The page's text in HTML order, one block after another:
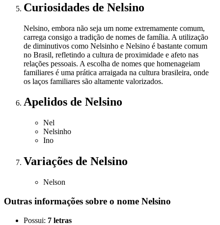
Curiosidades de Nelsino
Nelsino, embora não seja um nome extremamente comum,
carrega consigo a tradição de nomes de família. A utilização
de diminutivos como Nelsinho e Nelsino é bastante comum
no Brasil, refletindo a cultura de proximidade e afeto nas
relações pessoais. A escolha de nomes que homenageiam
familiares é uma prática arraigada na cultura brasileira, onde
os laços familiares são altamente valorizados.
Apelidos de Nelsino
Nel
Nelsinho
Ino
Variações de Nelsino
Nelson
Outras informações sobre o nome Nelsino
Possui: 7 letras